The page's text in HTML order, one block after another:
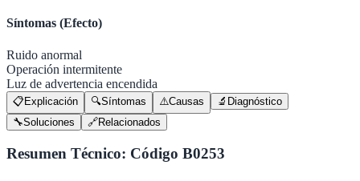
Síntomas (Efecto)
Ruido anormal
Operación intermitente
Luz de advertencia encendida
📋 Explicación 🔍Síntomas ⚠️Causas 🔬 Diagnóstico
🔧Soluciones 🔗Relacionados
Resumen Técnico: Código B0253